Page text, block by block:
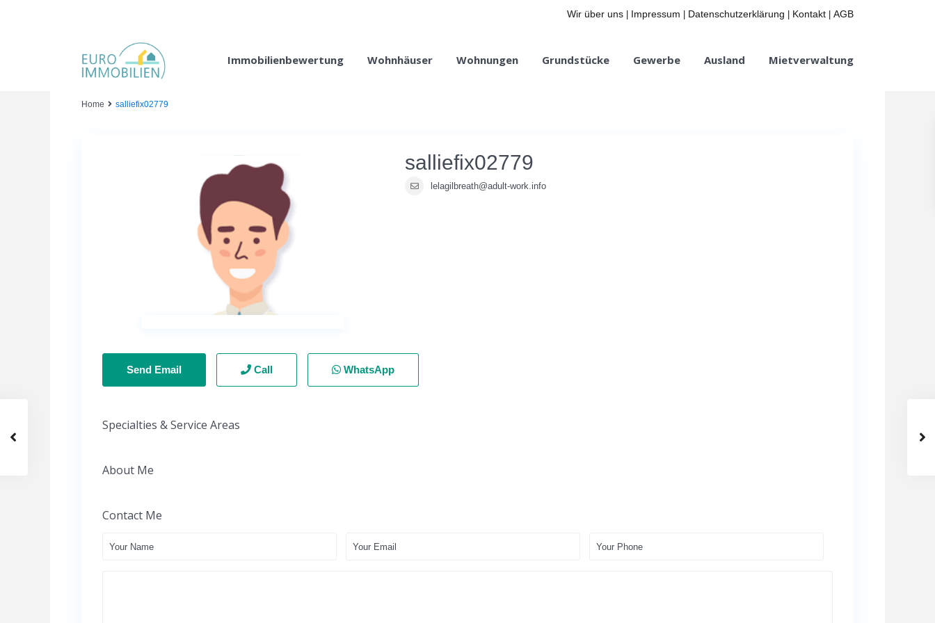
Wir über uns Impressum Datenschutzerklärung Kontakt AGB
Immobilienbewertung Wohnhäuser Wohnungen Grundstücke Gewerbe Ausland Mietverwaltung
Home salliefix02779
salliefix02779
lelagilbreath@adult-work.info
Send Email Call WhatsApp
Specialties & Service Areas
About Me
Contact Me